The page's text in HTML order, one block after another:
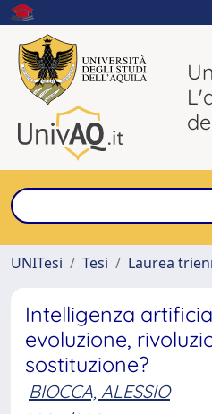
UNITesi
Tesi Laurea
Intelligenza
evoluzione,
sostituzione?
BIOCCA, ALESSIO